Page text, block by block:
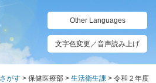
Other Languages
文字色変更／音声読み上げ
がす > 保健医療部 > 生活衛生課 > 令和２年度